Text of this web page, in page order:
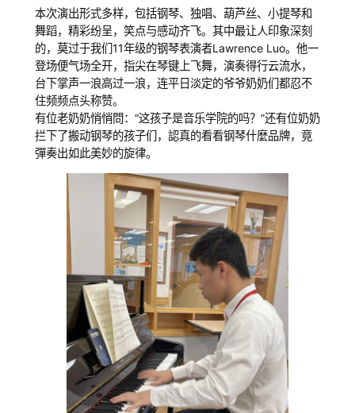
本次演出形式多样，包括钢琴、独唱、葫芦丝、小提琴和
舞蹈，精彩纷呈，笑点与感动齐飞。其中最让人印象深刻
的，莫过于我们11年级的钢琴表演者Lawrence Luo。他一
登场便气场全开，指尖在琴键上飞舞，演奏得行云流水，
台下掌声一浪高过一浪，连平日淡定的爷爷奶奶们都忍不
住频频点头称赞。
有位老奶奶悄悄問：“这孩子是音乐学院的吗？”还有位奶奶
拦下了搬动钢琴的孩子们，認真的看看钢琴什麼品牌，竟
彈奏出如此美妙的旋律。